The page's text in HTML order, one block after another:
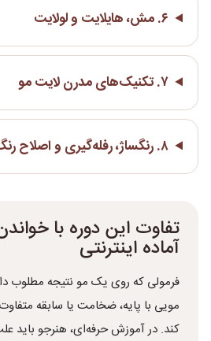
۶. مش، هایلایت و لولایت
۷. تکنیک‌های مدرن لایت مو
۸. رنگساژ، رفله‌گیری و اصلاح رنگ
تفاوت این دوره با
آماده اینترنتی
فرمولی که روی یک مو نتیجه مطلوب
مویی با پایه، ضخامت یا سابقه
کند. در آموزش حرفه‌ای، هنرجو باید